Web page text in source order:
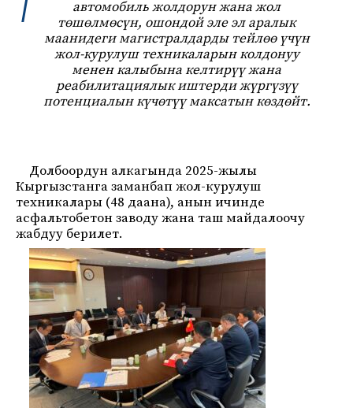
автомобиль жолдорун жана жол
төшөлмөсүн, ошондой эле эл аралык
маанидеги магистралдарды тейлөө үчүн
жол-курулуш техникаларын колдонуу
менен калыбына келтирүү жана
реабилитациялык иштерди жүргүзүү
потенциалын күчөтүү максатын көздөйт.
Долбоордун алкагында 2025-жылы
Кыргызстанга заманбап жол-курулуш
техникалары (48 даана), анын ичинде
асфальтобетон заводу жана таш майдалоочу
жабдуу берилет.